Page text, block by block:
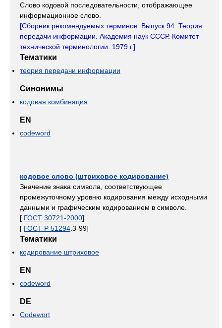
Слово кодовой последовательности, отображающее
информационное слово.
[Сборник рекомендуемых терминов. Выпуск 94. Теория
передачи информации. Академия наук СССР. Комитет
технической терминологии. 1979 г.]
Тематики
теория передачи информации
Синонимы
кодовая комбинация
EN
codeword
кодовое слово (штриховое кодирование)
Значение знака символа, соответствующее
промежуточному уровню кодирования между исходными
данными и графическим кодированием в символе.
[ ГОСТ 30721-2000]
[ ГОСТ Р 51294 .3-99]
Тематики
кодирование штриховое
EN
codeword
DE
Codewort